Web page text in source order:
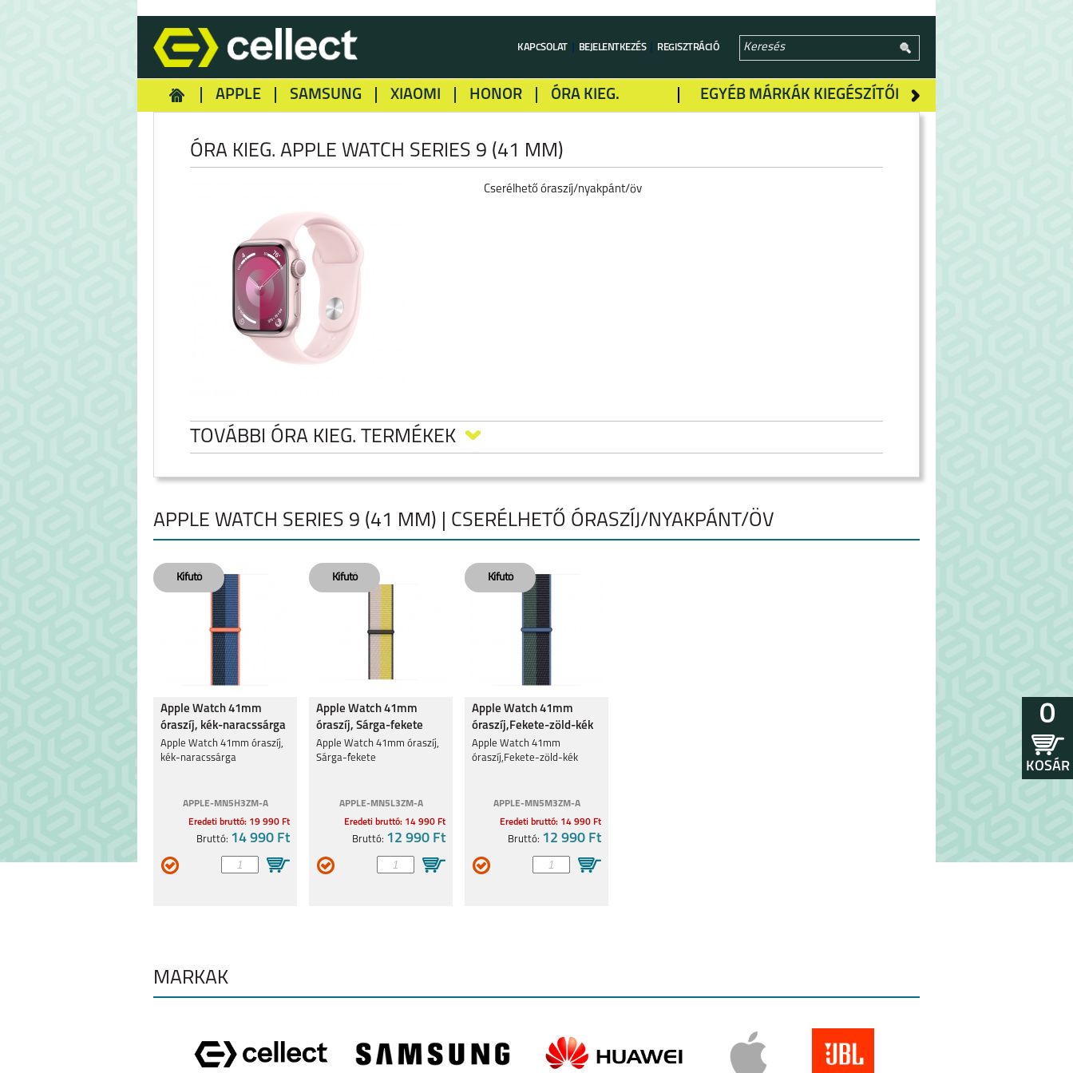
KAPCSOLAT BEJELENTKEZÉS REGISZTRÁCIÓ
EGYÉB MÁRKÁK KIEGÉSZÍTŐI
APPLE SAMSUNG XIAOMI HONOR ÓRA KIEG.
ÓRA KIEG. APPLE WATCH SERIES 9 (41 MM)
Cserélhető óraszíj/nyakpánt/öv
TOVÁBBI ÓRA KIEG. TERMÉKEK
SAMSUNG GALAXY
WATCH ULTRA2
SAMSUNG GALAXY
SAMSUNG GALAXY
WATCH 8
APPLE WATCH ULTRA
2
APPLE WATCH
SERIES 9 (45 MM)
SERIES 9 (41 MM)
WATCH 6 44 MM/ 6
CLASSIC 43MM
GARMIN FENIX 7X
GARMIN FENIX 7X
PRO
APPLE WATCH
SERIES 8, 41MM
APPLE WATCH
SERIES 8, 45MM
APPLE WATCH SE
(2022) 40MM
(2022) 44MM
WATCH 5 PRO 45MM
WATCH 5, 40MM
WATCH 5, 44MM
APPLE WATCH SERIES 9 (41 MM) | CSERÉLHETŐ ÓRASZÍJ/NYAKPÁNT/ÖV
Apple Watch 41mm
óraszíj, kék-naracssárga
Apple Watch 41mm óraszíj,
kék-naracssárga
APPLE-MN5H3ZM-A
Eredeti bruttó: 19 990 Ft
Bruttó: 14 990 Ft
Apple Watch 41mm
óraszíj, Sárga-fekete
Apple Watch 41mm óraszíj,
Sárga-fekete
APPLE-MN5L3ZM-A
Eredeti bruttó: 14 990 Ft
Bruttó: 12 990 Ft
Apple Watch 41mm
óraszíj,Fekete-zöld-kék
Apple Watch 41mm
óraszíj,Fekete-zöld-kék
APPLE-MN5M3ZM-A
Eredeti bruttó: 14 990 Ft
Bruttó: 12 990 Ft
MÁRKÁK
0
KOSÁR